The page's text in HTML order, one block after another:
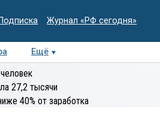
Подписка Журнал «РФ сегодня»
Ещё
Колумнисты
27,2 тысячи
40% от заработка